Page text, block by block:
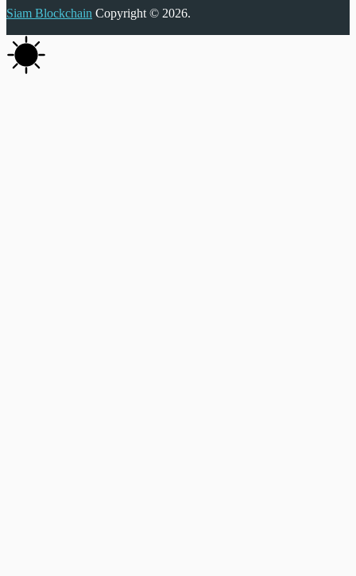
Siam Blockchain Copyright © 2026.